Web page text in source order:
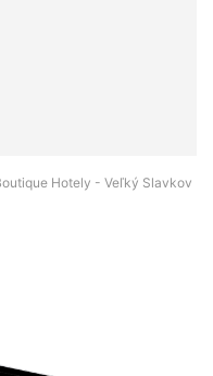
Hotely - Veľký Slavkov